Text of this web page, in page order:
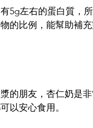
5g左右的蛋白質，
的比例，能幫助補
的朋友，杏仁奶是
以安心食用。